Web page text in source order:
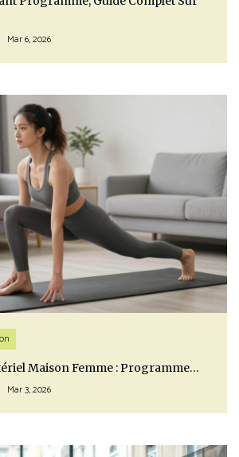
Mar 6, 2026
Maison Femme : Programme…
Mar 3, 2026